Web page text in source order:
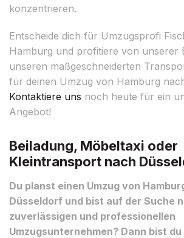
konzentrieren.
Entscheide dich für Umzugsprofi
Hamburg und profitiere von unserer
unseren maßgeschneiderten
für deinen Umzug von Hamburg
Kontaktiere uns noch heute für ein
Angebot!
Beiladung, Möbeltaxi oder
Kleintransport nach
Du planst einen Umzug von
Düsseldorf und bist auf der Suche
zuverlässigen und professionellen
Umzugsunternehmen? Dann bist